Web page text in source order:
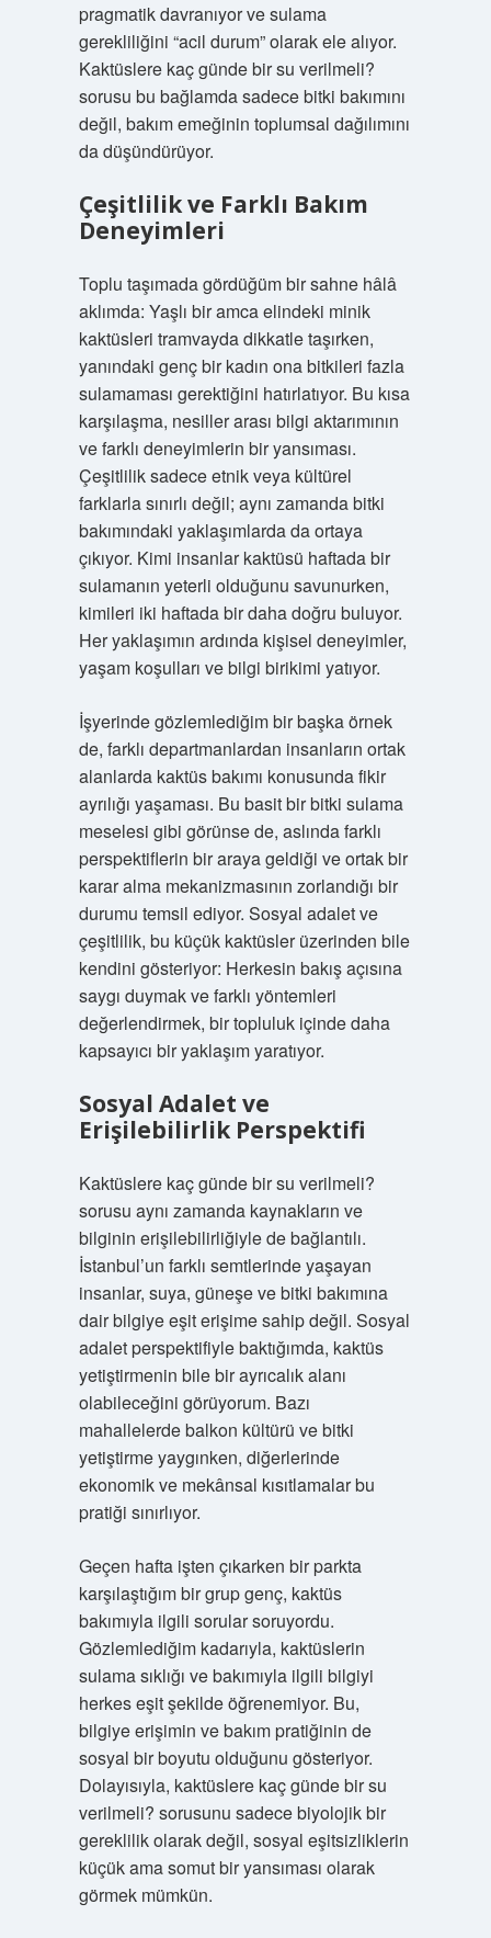
pragmatik davranıyor ve sulama
gerekliliğini “acil durum” olarak ele alıyor.
Kaktüslere kaç günde bir su verilmeli?
sorusu bu bağlamda sadece bitki bakımını
değil, bakım emeğinin toplumsal dağılımını
da düşündürüyor.
Çeşitlilik ve Farklı Bakım
Deneyimleri
Toplu taşımada gördüğüm bir sahne hâlâ
aklımda: Yaşlı bir amca elindeki minik
kaktüsleri tramvayda dikkatle taşırken,
yanındaki genç bir kadın ona bitkileri fazla
sulamaması gerektiğini hatırlatıyor. Bu kısa
karşılaşma, nesiller arası bilgi aktarımının
ve farklı deneyimlerin bir yansıması.
Çeşitlilik sadece etnik veya kültürel
farklarla sınırlı değil; aynı zamanda bitki
bakımındaki yaklaşımlarda da ortaya
çıkıyor. Kimi insanlar kaktüsü haftada bir
sulamanın yeterli olduğunu savunurken,
kimileri iki haftada bir daha doğru buluyor.
Her yaklaşımın ardında kişisel deneyimler,
yaşam koşulları ve bilgi birikimi yatıyor.
İşyerinde gözlemlediğim bir başka örnek
de, farklı departmanlardan insanların ortak
alanlarda kaktüs bakımı konusunda fikir
ayrılığı yaşaması. Bu basit bir bitki sulama
meselesi gibi görünse de, aslında farklı
perspektiflerin bir araya geldiği ve ortak bir
karar alma mekanizmasının zorlandığı bir
durumu temsil ediyor. Sosyal adalet ve
çeşitlilik, bu küçük kaktüsler üzerinden bile
kendini gösteriyor: Herkesin bakış açısına
saygı duymak ve farklı yöntemleri
değerlendirmek, bir topluluk içinde daha
kapsayıcı bir yaklaşım yaratıyor.
Sosyal Adalet ve
Erişilebilirlik Perspektifi
Kaktüslere kaç günde bir su verilmeli?
sorusu aynı zamanda kaynakların ve
bilginin erişilebilirliğiyle de bağlantılı.
İstanbul’un farklı semtlerinde yaşayan
insanlar, suya, güneşe ve bitki bakımına
dair bilgiye eşit erişime sahip değil. Sosyal
adalet perspektifiyle baktığımda, kaktüs
yetiştirmenin bile bir ayrıcalık alanı
olabileceğini görüyorum. Bazı
mahallelerde balkon kültürü ve bitki
yetiştirme yaygınken, diğerlerinde
ekonomik ve mekânsal kısıtlamalar bu
pratiği sınırlıyor.
Geçen hafta işten çıkarken bir parkta
karşılaştığım bir grup genç, kaktüs
bakımıyla ilgili sorular soruyordu.
Gözlemlediğim kadarıyla, kaktüslerin
sulama sıklığı ve bakımıyla ilgili bilgiyi
herkes eşit şekilde öğrenemiyor. Bu,
bilgiye erişimin ve bakım pratiğinin de
sosyal bir boyutu olduğunu gösteriyor.
Dolayısıyla, kaktüslere kaç günde bir su
verilmeli? sorusunu sadece biyolojik bir
gereklilik olarak değil, sosyal eşitsizliklerin
küçük ama somut bir yansıması olarak
görmek mümkün.